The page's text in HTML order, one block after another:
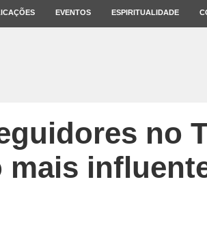
EVENTOS ESPIRITUALIDADE
no
mais